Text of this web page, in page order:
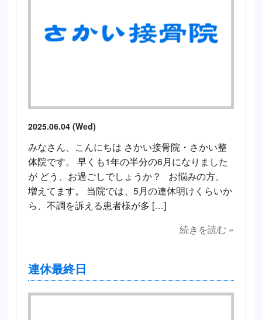
2025.06.04 (Wed)
みなさん、こんにちは さかい接骨院・さかい整
体院です。 早くも1年の半分の6月になりました
が どう、お過ごしでしょうか？ お悩みの方、
増えてます。 当院では、5月の連休明けくらいか
ら、不調を訴える患者様が多 […]
続きを読む »
連休最終日